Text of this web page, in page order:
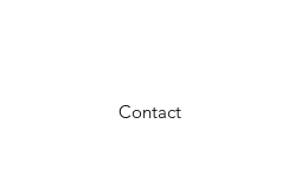
Contact